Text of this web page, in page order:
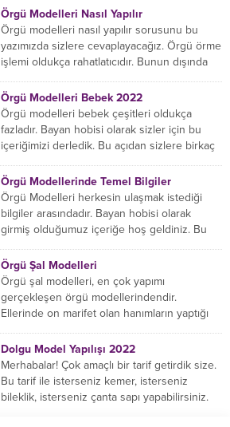
Örgü Modelleri Nasıl Yapılır
Örgü modelleri nasıl yapılır sorusunu bu
yazımızda sizlere cevaplayacağız. Örgü örme
işlemi oldukça rahatlatıcıdır. Bunun dışında
Örgü Modelleri Bebek 2022
Örgü modelleri bebek çeşitleri oldukça
fazladır. Bayan hobisi olarak sizler için bu
içeriğimizi derledik. Bu açıdan sizlere birkaç
Örgü Modellerinde Temel Bilgiler
Örgü Modelleri herkesin ulaşmak istediği
bilgiler arasındadır. Bayan hobisi olarak
girmiş olduğumuz içeriğe hoş geldiniz. Bu
Örgü Şal Modelleri
Örgü şal modelleri, en çok yapımı
gerçekleşen örgü modellerindendir.
Ellerinde on marifet olan hanımların yaptığı
Dolgu Model Yapılışı 2022
Merhabalar! Çok amaçlı bir tarif getirdik size.
Bu tarif ile isterseniz kemer, isterseniz
bileklik, isterseniz çanta sapı yapabilirsiniz.